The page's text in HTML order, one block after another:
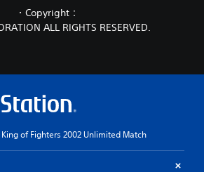
・Copyright：
ALL RIGHTS RESERVED.
of Fighters 2002 Unlimited Match